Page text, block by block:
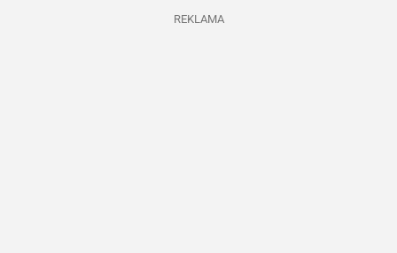
REKLAMA